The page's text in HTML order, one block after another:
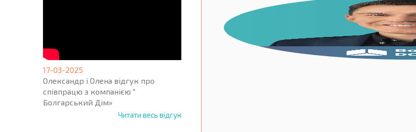
17-03-2025
Олександр і Олена відгук про
співпрацю з компанією "
Болгарський Дім»
Читати весь відгук